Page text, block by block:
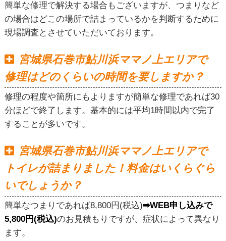
簡単な修理で解決する場合もございますが、つまりなど
の場合はどこの場所で詰まっているかを判断するために
現場調査とさせていただいております。
宮城県石巻市鮎川浜ママノ上エリアで
修理はどのくらいの時間を要しますか？
修理の程度や箇所にもよりますが簡単な修理であれば30
分ほどで終了します。基本的には平均1時間以内で完了
することが多いです。
宮城県石巻市鮎川浜ママノ上エリアで
トイレが詰まりました！料金はいくらぐら
いでしょうか？
簡単なつまりであれば8,800円(税込)➡WEB申し込みで
5,800円(税込)のお見積もりですが、症状によって異なり
ます。